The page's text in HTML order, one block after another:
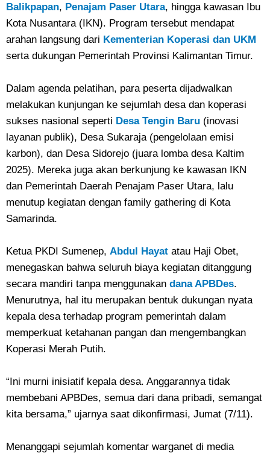
Balikpapan, Penajam Paser Utara, hingga kawasan Ibu
Kota Nusantara (IKN). Program tersebut mendapat
arahan langsung dari Kementerian Koperasi dan UKM
serta dukungan Pemerintah Provinsi Kalimantan Timur.
Dalam agenda pelatihan, para peserta dijadwalkan
melakukan kunjungan ke sejumlah desa dan koperasi
sukses nasional seperti Desa Tengin Baru (inovasi
layanan publik), Desa Sukaraja (pengelolaan emisi
karbon), dan Desa Sidorejo (juara lomba desa Kaltim
2025). Mereka juga akan berkunjung ke kawasan IKN
dan Pemerintah Daerah Penajam Paser Utara, lalu
menutup kegiatan dengan family gathering di Kota
Samarinda.
Ketua PKDI Sumenep, Abdul Hayat atau Haji Obet,
menegaskan bahwa seluruh biaya kegiatan ditanggung
secara mandiri tanpa menggunakan dana APBDes.
Menurutnya, hal itu merupakan bentuk dukungan nyata
kepala desa terhadap program pemerintah dalam
memperkuat ketahanan pangan dan mengembangkan
Koperasi Merah Putih.
“Ini murni inisiatif kepala desa. Anggarannya tidak
membebani APBDes, semua dari dana pribadi, semangat
kita bersama,” ujarnya saat dikonfirmasi, Jumat (7/11).
Menanggapi sejumlah komentar warganet di media